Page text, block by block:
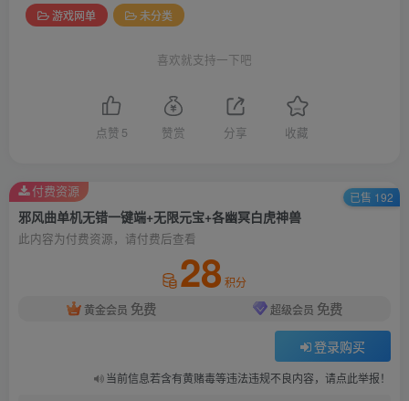
游戏网单 未分类
喜欢就支持一下吧
点赞 5 赞赏 分享 收藏
邪风曲单机无错一键端+无限元宝+各幽冥白虎神兽
此内容为付费资源，请付费后查看
28 积分
黄金会员 免费 超级会员 免费
登录购买
当前信息若含有黄赌毒等违法违规不良内容，请点此举报！
付费资源 已售 192